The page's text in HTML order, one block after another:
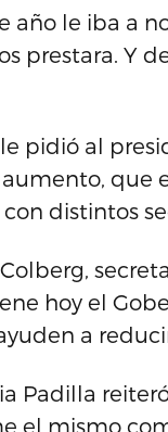
año le iba a
prestara. Y
pidió al
que
distintos
hoy el
a
Padilla
el mismo